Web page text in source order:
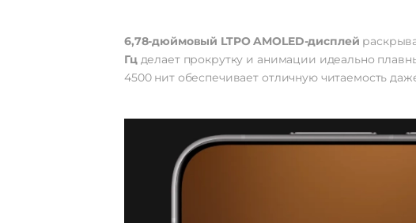
6,78-дюймовый LTPO AMOLED-дисплей
Гц делает прокрутку и анимации идеально
4500 нит обеспечивает отличную читаемость